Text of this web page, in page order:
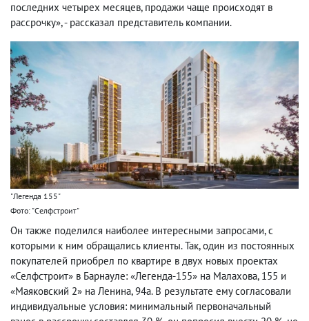
последних четырех месяцев, продажи чаще происходят в
рассрочку», - рассказал представитель компании.
"Легенда 155"
Фото: "Селфстроит"
Он также поделился наиболее интересными запросами, с
которыми к ним обращались клиенты. Так, один из постоянных
покупателей приобрел по квартире в двух новых проектах
«Селфстроит» в Барнауле: «Легенда-155» на Малахова, 155 и
«Маяковский 2» на Ленина, 94а. В результате ему согласовали
индивидуальные условия: минимальный первоначальный